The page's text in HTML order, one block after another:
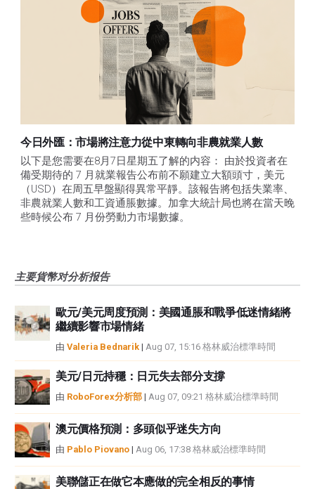
今日外匯：市場將注意力從中東轉向非農就業人數
以下是您需要在8月7日星期五了解的内容： 由於投資者在
備受期待的 7 月就業報告公布前不願建立大額頭寸，美元
（USD）在周五早盤顯得異常平靜。該報告將包括失業率、
非農就業人數和工資通脹數據。加拿大統計局也將在當天晚
些時候公布 7 月份勞動力市場數據。
主要貨幣对分析报告
歐元/美元周度預測：美國通脹和戰爭低迷情緒將
繼續影響市場情緒
由 Valeria Bednarik | Aug 07, 15:16 格林威治標準時間
美元/日元持穩：日元失去部分支撐
由 RoboForex分析部 | Aug 07, 09:21 格林威治標準時間
澳元價格預測：多頭似乎迷失方向
由 Pablo Piovano | Aug 06, 17:38 格林威治標準時間
美聯儲正在做它本應做的完全相反的事情